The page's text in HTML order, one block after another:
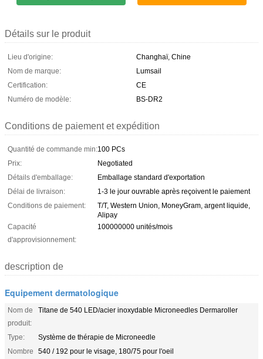
Détails sur le produit
Lieu d'origine:
Changhaï, Chine
Nom de marque:
Lumsail
Certification:
CE
Numéro de modèle:
BS-DR2
Conditions de paiement et expédition
Quantité de commande min:100 PCs
Prix:
Negotiated
Détails d'emballage:
Emballage standard d'exportation
Délai de livraison:
1-3 le jour ouvrable après reçoivent le paiement
Conditions de paiement:
T/T, Western Union, MoneyGram, argent liquide,
Alipay
Capacité
d'approvisionnement:
100000000 unités/mois
description de
Equipement dermatologique
Nom de
produit:
Titane de 540 LED/acier inoxydable Microneedles Dermaroller
Type:
Système de thérapie de Microneedle
Nombre
540 / 192 pour le visage, 180/75 pour l'oeil